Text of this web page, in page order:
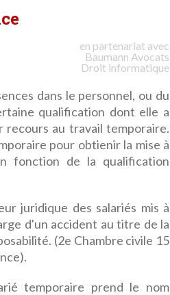
en partenariat avec
Baumann Avocats
Droit informatique
dans le personnel, ou du
qualification dont elle a
au travail temporaire.
pour obtienir la mise à
fonction de la qualification
juridique des salariés mis à
d'un accident au titre de la
(2e Chambre civile 15
temporaire prend le nom